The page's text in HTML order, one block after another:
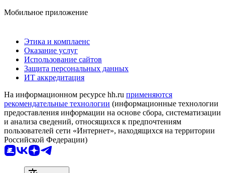
Мобильное приложение
Этика и комплаенс
Оказание услуг
Использование сайтов
Защита персональных данных
ИТ аккредитация
На информационном ресурсе hh.ru применяются
рекомендательные технологии (информационные технологии
предоставления информации на основе сбора, систематизации
и анализа сведений, относящихся к предпочтениям
пользователей сети «Интернет», находящихся на территории
Российской Федерации)